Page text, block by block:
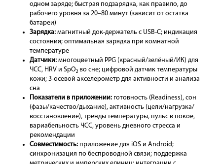
одном заряде; быстрая подзарядка, как правило, до
рабочего уровня за 20–80 минут (зависит от остатка
батареи)
Зарядка: магнитный док-держатель с USB-C; индикация
состояния; оптимальная зарядка при комнатной
температуре
Датчики: многоцветный PPG (красный/зелёный/ИК) для
ЧСС, HRV и SpO₂ во сне; цифровой датчик температуры
кожи; 3-осевой акселерометр для активности и анализа
сна
Показатели в приложении: готовность (Readiness), сон
(фазы/качество/дыхание), активность (цели/нагрузка/
восстановление), тренды температуры, пульс в покое,
вариабельность ЧСС, уровень дневного стресса и
рекомендации
Совместимость: приложение для iOS и Android;
синхронизация по беспроводной связи; поддержка